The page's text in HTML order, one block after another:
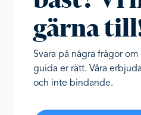
gärna
Svara på några frågor
guida er rätt. Våra
och inte bindande.